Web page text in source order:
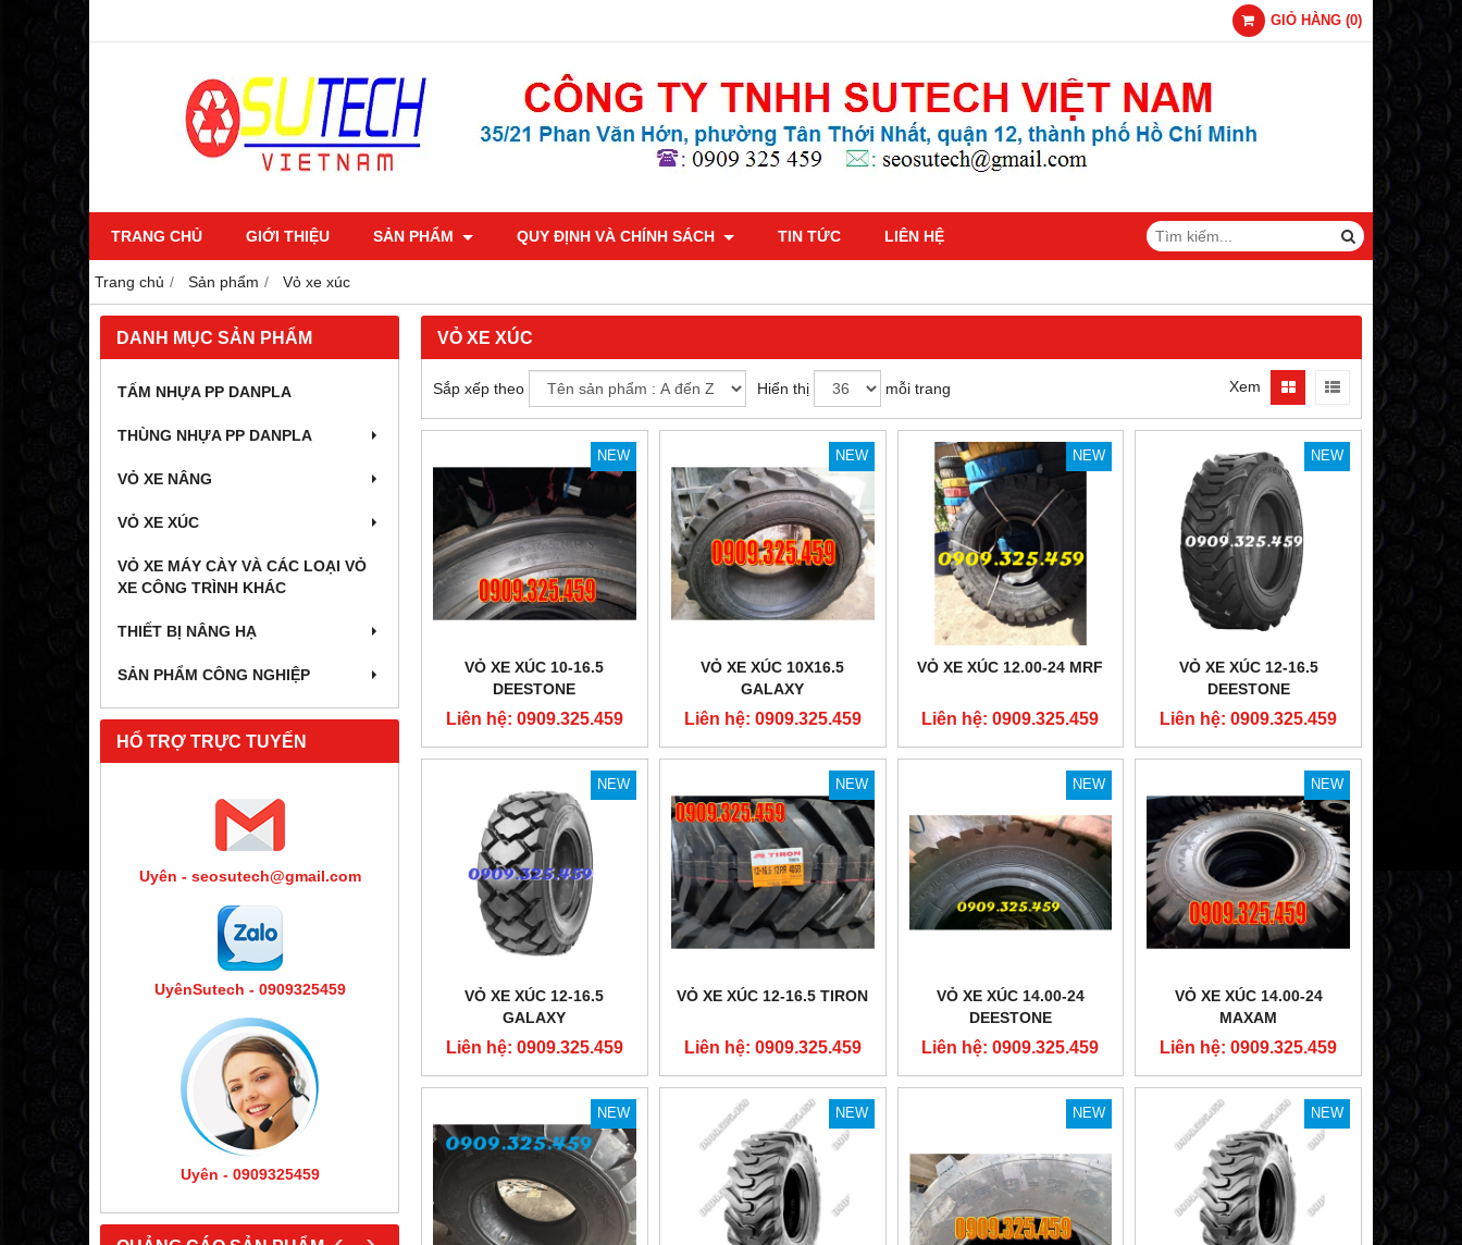
GIỎ HÀNG (0)
TRANG CHỦ GIỚI THIỆU SẢN PHẨM QUY ĐỊNH VÀ CHÍNH SÁCH TIN TỨC LIÊN HỆ
Trang chủ Sản phẩm Vỏ xe xúc
DANH MỤC SẢN PHẨM
TẤM NHỰA PP DANPLA
THÙNG NHỰA PP DANPLA
VỎ XE NÂNG
VỎ XE XÚC
VỎ XE MÁY CÀY VÀ CÁC LOẠI VỎ
XE CÔNG TRÌNH KHÁC
THIẾT BỊ NÂNG HẠ
SẢN PHẨM CÔNG NGHIỆP
HỔ TRỢ TRỰC TUYẾN
Uyên - seosutech@gmail.com
UyênSutech - 0909325459
Uyên - 0909325459
VỎ XE XÚC
Sắp xếp theo Hiển thị mỗi trang Xem
NEW
VỎ XE XÚC 10-16.5
DEESTONE
Liên hệ: 0909.325.459
NEW
VỎ XE XÚC 10X16.5
GALAXY
Liên hệ: 0909.325.459
NEW
VỎ XE XÚC 12.00-24 MRF
Liên hệ: 0909.325.459
NEW
VỎ XE XÚC 12-16.5
DEESTONE
Liên hệ: 0909.325.459
NEW
VỎ XE XÚC 12-16.5
GALAXY
Liên hệ: 0909.325.459
NEW
VỎ XE XÚC 12-16.5 TIRON
Liên hệ: 0909.325.459
NEW
VỎ XE XÚC 14.00-24
DEESTONE
Liên hệ: 0909.325.459
NEW
VỎ XE XÚC 14.00-24
MAXAM
Liên hệ: 0909.325.459
NEW NEW NEW NEW